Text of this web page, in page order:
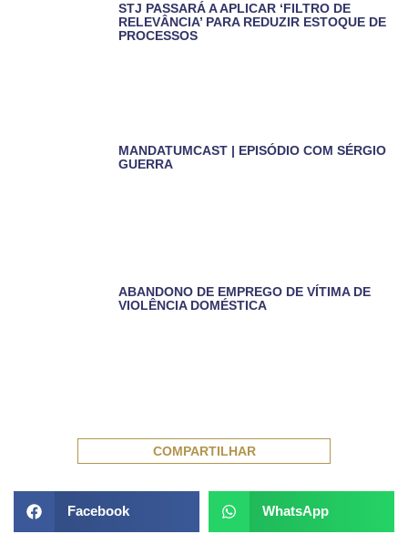
STJ PASSARÁ A APLICAR ‘FILTRO DE
RELEVÂNCIA’ PARA REDUZIR ESTOQUE DE
PROCESSOS
MANDATUMCAST | EPISÓDIO COM SÉRGIO
GUERRA
ABANDONO DE EMPREGO DE VÍTIMA DE
VIOLÊNCIA DOMÉSTICA
COMPARTILHAR
Facebook WhatsApp